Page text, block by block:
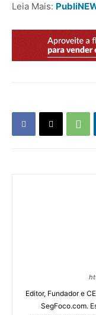
Leia Mais:
Editor, Fundador e
SegFoco.com.